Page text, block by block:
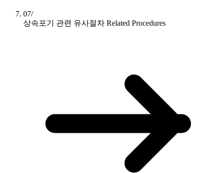
07/
상속포기 관련 유사절차 Related Procedures